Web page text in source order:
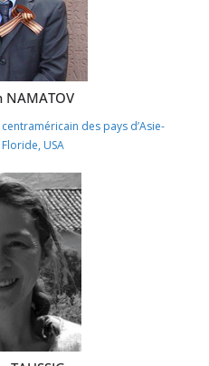
NAMATOV
des pays d’Asie-
USA